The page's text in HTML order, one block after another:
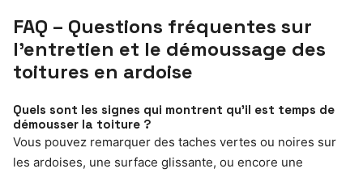
FAQ – Questions fréquentes sur
l’entretien et le démoussage des
toitures en ardoise
Quels sont les signes qui montrent qu’il est temps de
démousser la toiture ?
Vous pouvez remarquer des taches vertes ou noires sur
les ardoises, une surface glissante, ou encore une